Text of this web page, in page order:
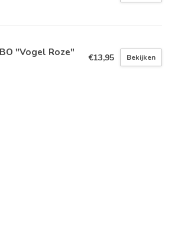
"Vogel Roze" €13,95 Bekijken